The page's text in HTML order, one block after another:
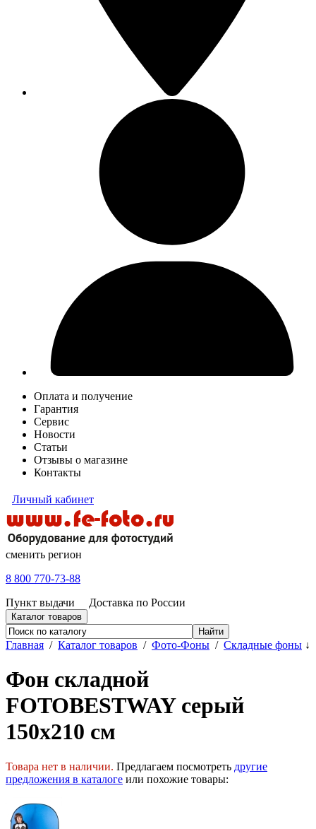
Оплата и получение
Гарантия
Сервис
Новости
Статьи
Отзывы о магазине
Контакты
Личный кабинет
сменить регион
8 800 770-73-88
Пункт выдачи
Доставка по России
Каталог товаров
Главная / Каталог товаров / Фото-Фоны / Складные фоны ↓
Фон складной
FOTOBESTWAY серый
150х210 см
Товара нет в наличии. Предлагаем посмотреть другие
предложения в каталоге или похожие товары: